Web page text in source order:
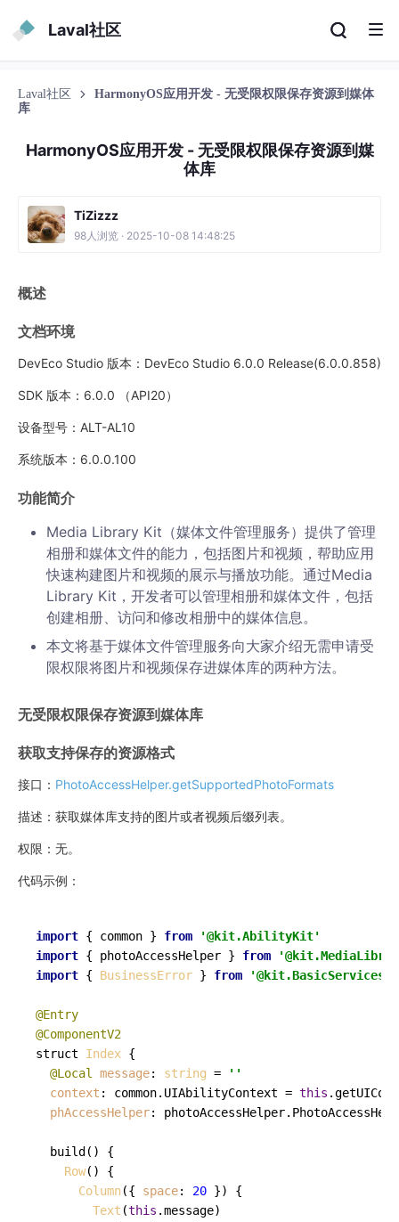
Laval社区
Laval社区
HarmonyOS应用开发 - 无受限权限保存资源到媒体
库
HarmonyOS应用开发 - 无受限权限保存资源到媒
体库
TiZizzz
98人浏览 · 2025-10-08 14:48:25
概述
文档环境
DevEco Studio 版本：DevEco Studio 6.0.0 Release(6.0.0.858)
SDK 版本：6.0.0 （API20）
设备型号：ALT-AL10
系统版本：6.0.0.100
功能简介
Media Library Kit（媒体文件管理服务）提供了管理
相册和媒体文件的能力，包括图片和视频，帮助应用
快速构建图片和视频的展示与播放功能。通过Media
Library Kit，开发者可以管理相册和媒体文件，包括
创建相册、访问和修改相册中的媒体信息。
本文将基于媒体文件管理服务向大家介绍无需申请受
限权限将图片和视频保存进媒体库的两种方法。
无受限权限保存资源到媒体库
获取支持保存的资源格式
接口： PhotoAccessHelper.getSupportedPhotoFormats
描述：获取媒体库支持的图片或者视频后缀列表。
权限：无。
代码示例：
import { common } from
'@kit.AbilityKit'
import { photoAccessHelper } from
import { BusinessError } from
@Entry
@ComponentV2
struct Index {
@Local
message: string =
''
context : common. UIAbilityContext = this .
phAccessHelper: photoAccessHelper.
build ( ) {
Row() {
Column({ space: 20 }) {
Text (this .message)